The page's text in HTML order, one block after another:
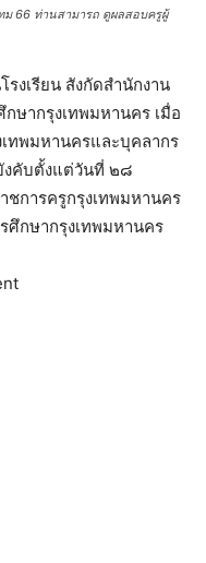
66 ท่านสามารถ ดูผลสอบครูผู้
งเรียน สังกัดสำนักงาน
ษากรุงเทพมหานคร เมื่อ
ทพมหานครและบุคลากร
งคับตั้งแต่วันที่ ๒๘
การครูกรุงเทพมหานคร
ศึกษากรุงเทพมหานคร